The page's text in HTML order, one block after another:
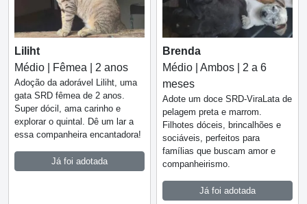
Liliht
Médio | Fêmea | 2 anos
Adoção da adorável Liliht, uma
gata SRD fêmea de 2 anos.
Super dócil, ama carinho e
explorar o quintal. Dê um lar a
essa companheira encantadora!
Já foi adotada
Brenda
Médio | Ambos | 2 a 6
meses
Adote um doce SRD-ViraLata de
pelagem preta e marrom.
Filhotes dóceis, brincalhões e
sociáveis, perfeitos para
famílias que buscam amor e
companheirismo.
Já foi adotada